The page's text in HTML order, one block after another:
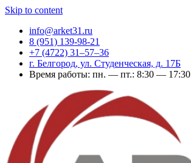
Skip to content
info@arket31.ru
8 (951) 139-98-21
+7 (4722) 31‒57‒36
г. Белгород, ул. Студенческая, д. 17Б
Время работы: пн. — пт.: 8:30 — 17:30